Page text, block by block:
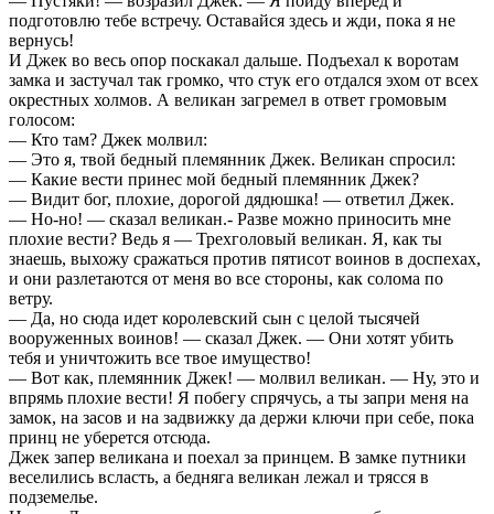
подготовлю тебе встречу. Оставайся здесь и жди, пока я не
вернусь!
И Джек во весь опор поскакал дальше. Подъехал к воротам
замка и застучал так громко, что стук его отдался эхом от всех
окрестных холмов. А великан загремел в ответ громовым
голосом:
— Кто там? Джек молвил:
— Это я, твой бедный племянник Джек. Великан спросил:
— Какие вести принес мой бедный племянник Джек?
— Видит бог, плохие, дорогой дядюшка! — ответил Джек.
— Но-но! — сказал великан.- Разве можно приносить мне
плохие вести? Ведь я — Трехголовый великан. Я, как ты
знаешь, выхожу сражаться против пятисот воинов в доспехах,
и они разлетаются от меня во все стороны, как солома по
ветру.
— Да, но сюда идет королевский сын с целой тысячей
вооруженных воинов! — сказал Джек. — Они хотят убить
тебя и уничтожить все твое имущество!
— Вот как, племянник Джек! — молвил великан. — Ну, это и
впрямь плохие вести! Я побегу спрячусь, а ты запри меня на
замок, на засов и на задвижку да держи ключи при себе, пока
принц не уберется отсюда.
Джек запер великана и поехал за принцем. В замке путники
веселились всласть, а бедняга великан лежал и трясся в
подземелье.